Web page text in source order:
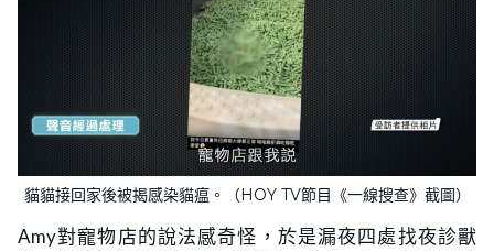
貓貓接回家後被揭感染貓瘟。（HOY TV節目《一線搜查》截圖）
Amy對寵物店的說法感奇怪，於是漏夜四處找夜診獸